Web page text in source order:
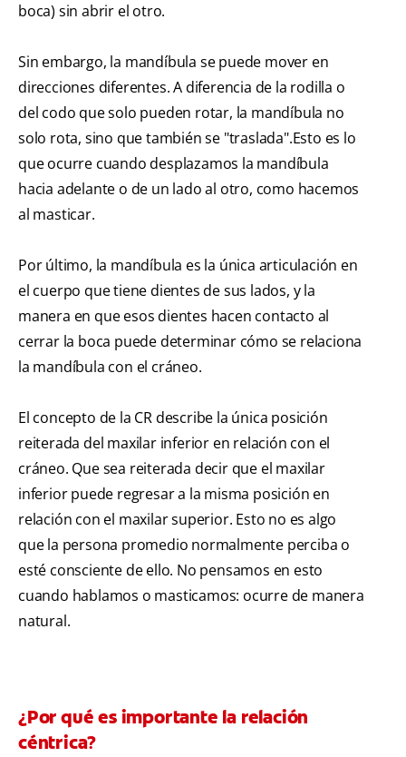
boca) sin abrir el otro.
Sin embargo, la mandíbula se puede mover en
direcciones diferentes. A diferencia de la rodilla o
del codo que solo pueden rotar, la mandíbula no
solo rota, sino que también se "traslada".Esto es lo
que ocurre cuando desplazamos la mandíbula
hacia adelante o de un lado al otro, como hacemos
al masticar.
Por último, la mandíbula es la única articulación en
el cuerpo que tiene dientes de sus lados, y la
manera en que esos dientes hacen contacto al
cerrar la boca puede determinar cómo se relaciona
la mandíbula con el cráneo.
El concepto de la CR describe la única posición
reiterada del maxilar inferior en relación con el
cráneo. Que sea reiterada decir que el maxilar
inferior puede regresar a la misma posición en
relación con el maxilar superior. Esto no es algo
que la persona promedio normalmente perciba o
esté consciente de ello. No pensamos en esto
cuando hablamos o masticamos: ocurre de manera
natural.
¿Por qué es importante la relación
céntrica?